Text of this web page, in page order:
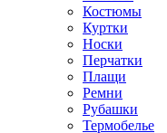
Костюмы
Куртки
Носки
Перчатки
Плащи
Ремни
Рубашки
Термобелье